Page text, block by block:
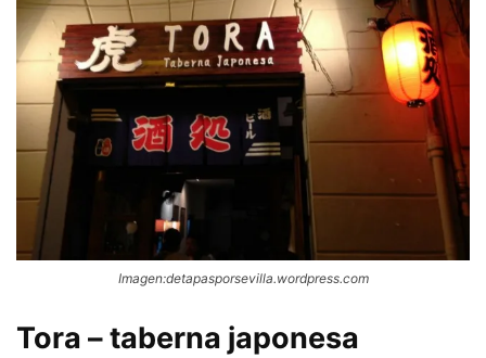
Imagen:detapasporsevilla.wordpress.com
Tora – taberna japonesa